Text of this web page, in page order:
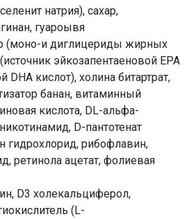
натрия), сахар,
гуароывя
(моно-и диглицериды жирных
эйкозапентаеновой EPA
DHA кислот), холина битартрат,
банан, витаминный
кислота, DL-альфа-
D-пантотенат
гидрохлорид, рибофлавин,
ретинола ацетат, фолиевая
D3 холекальциферол,
(L-